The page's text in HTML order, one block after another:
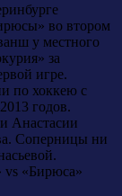
во втором
у местного
за
игре.
по хоккею с
годов.
Анастасии
Соперницы ни
vs «Бирюса»